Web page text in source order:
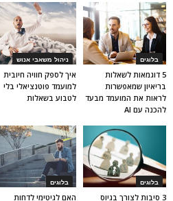
ניהול משאבי אנוש
איך לספק חוויה חיובית
למועמד פוטנציאלי בלי
לטבוע בשאלות
בלוגים
5 דוגמאות לשאלות
בריאיון שמאפשרות
לראות את המועמד מבעד
להכנה עם AI
בלוגים
האם לגיטימי לדחות
בלוגים
3 סיבות לצורך בגיוס